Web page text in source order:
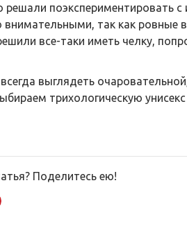
решали поэкспериментировать
внимательными, так как ровные
все-таки иметь челку,
выглядеть
трихологическую
Поделитесь ею!